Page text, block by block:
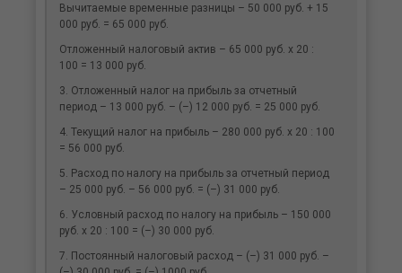
Вычитаемые временные разницы – 50 000 руб. + 15
000 руб. = 65 000 руб.
Отложенный налоговый актив – 65 000 руб. x 20 :
100 = 13 000 руб.
3. Отложенный налог на прибыль за отчетный
период – 13 000 руб. – (–) 12 000 руб. = 25 000 руб.
4. Текущий налог на прибыль – 280 000 руб. x 20 : 100
= 56 000 руб.
5. Расход по налогу на прибыль за отчетный период
– 25 000 руб. – 56 000 руб. = (–) 31 000 руб.
6. Условный расход по налогу на прибыль – 150 000
руб. x 20 : 100 = (–) 30 000 руб.
7. Постоянный налоговый расход – (–) 31 000 руб. –